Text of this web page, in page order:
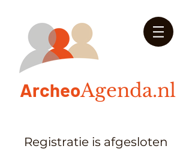
ArcheoAgenda.nl
Registratie is afgesloten